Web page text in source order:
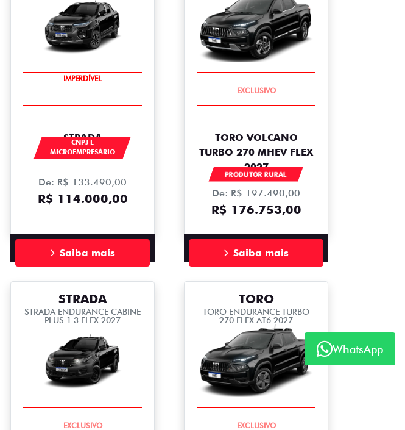
IMPERDÍVEL
STRADA
CNPJ E
MICROEMPRESÁRIO
De: R$ 133.490,00
R$ 114.000,00
Saiba mais
TORO VOLCANO
TURBO 270 MHEV FLEX
2027
PRODUTOR RURAL
De: R$ 197.490,00
R$ 176.753,00
Saiba mais
STRADA
STRADA ENDURANCE CABINE
PLUS 1.3 FLEX 2027
TORO
TORO ENDURANCE TURBO
270 FLEX AT6 2027
WhatsApp